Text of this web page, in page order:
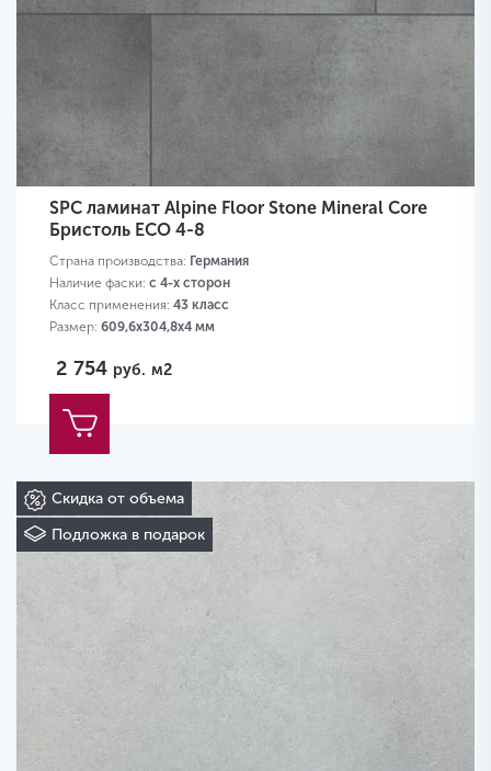
SPC ламинат Alpine Floor Stone Mineral Core
Бристоль ECO 4-8
Страна производства: Германия
Наличие фаски: с 4-х сторон
Класс применения: 43 класс
Размер: 609,6х304,8х4 мм
2 754 руб. м2
Скидка от объема
Подложка в подарок